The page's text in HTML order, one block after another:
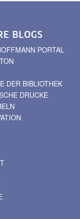
BLOGS
PORTAL
DER BIBLIOTHEK
DRUCKE